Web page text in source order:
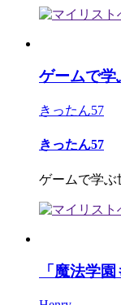
ゲームで
きったん57
きったん57
ゲームで学
「魔法学